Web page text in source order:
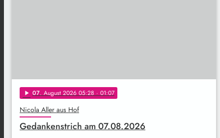
play_arrow 07. August 2026 05:28 · 01:07
Nicola Aller aus Hof
Gedankenstrich am 07.08.2026